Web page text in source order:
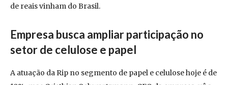
de reais vinham do Brasil.
Empresa busca ampliar participação no
setor de celulose e papel
A atuação da Rip no segmento de papel e celulose hoje é de